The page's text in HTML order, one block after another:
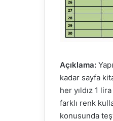
Açıklama:
kadar sayfa
her yıldız 1
farklı renk
konusunda